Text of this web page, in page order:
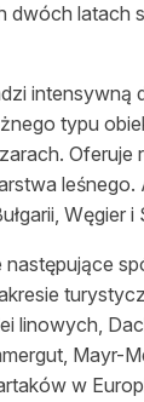
latach
intensywną
typu
Oferuje
leśnego.
Węgier i
linowych,
Mayr-
w